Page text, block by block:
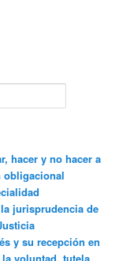
hacer y no hacer a
obligacional
jurisprudencia de
y su recepción en